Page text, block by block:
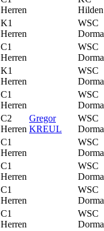
Herren
Hilden
K1
Herren
WSC
C1
Herren
WSC
K1
Herren
WSC
C1
Herren
WSC
C2
Herren
Gregor
KREUL
WSC
C1
Herren
WSC
C1
Herren
WSC
C1
Herren
WSC
C1
Herren
WSC